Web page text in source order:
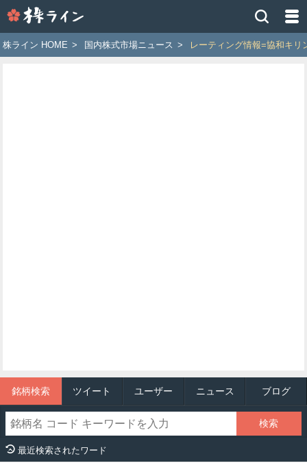
イ
ン
株ライン HOME > 国内株式市場ニュース > レーティング情報=協和キリ
銘柄検索 ツイート ユーザー ニュース ブログ
最近検索されたワード